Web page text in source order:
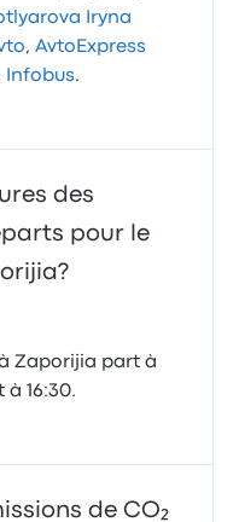
Iryna
,AvtoExpress
Infobus.
des
pour le
Zaporijia part à
16:30.
de CO₂